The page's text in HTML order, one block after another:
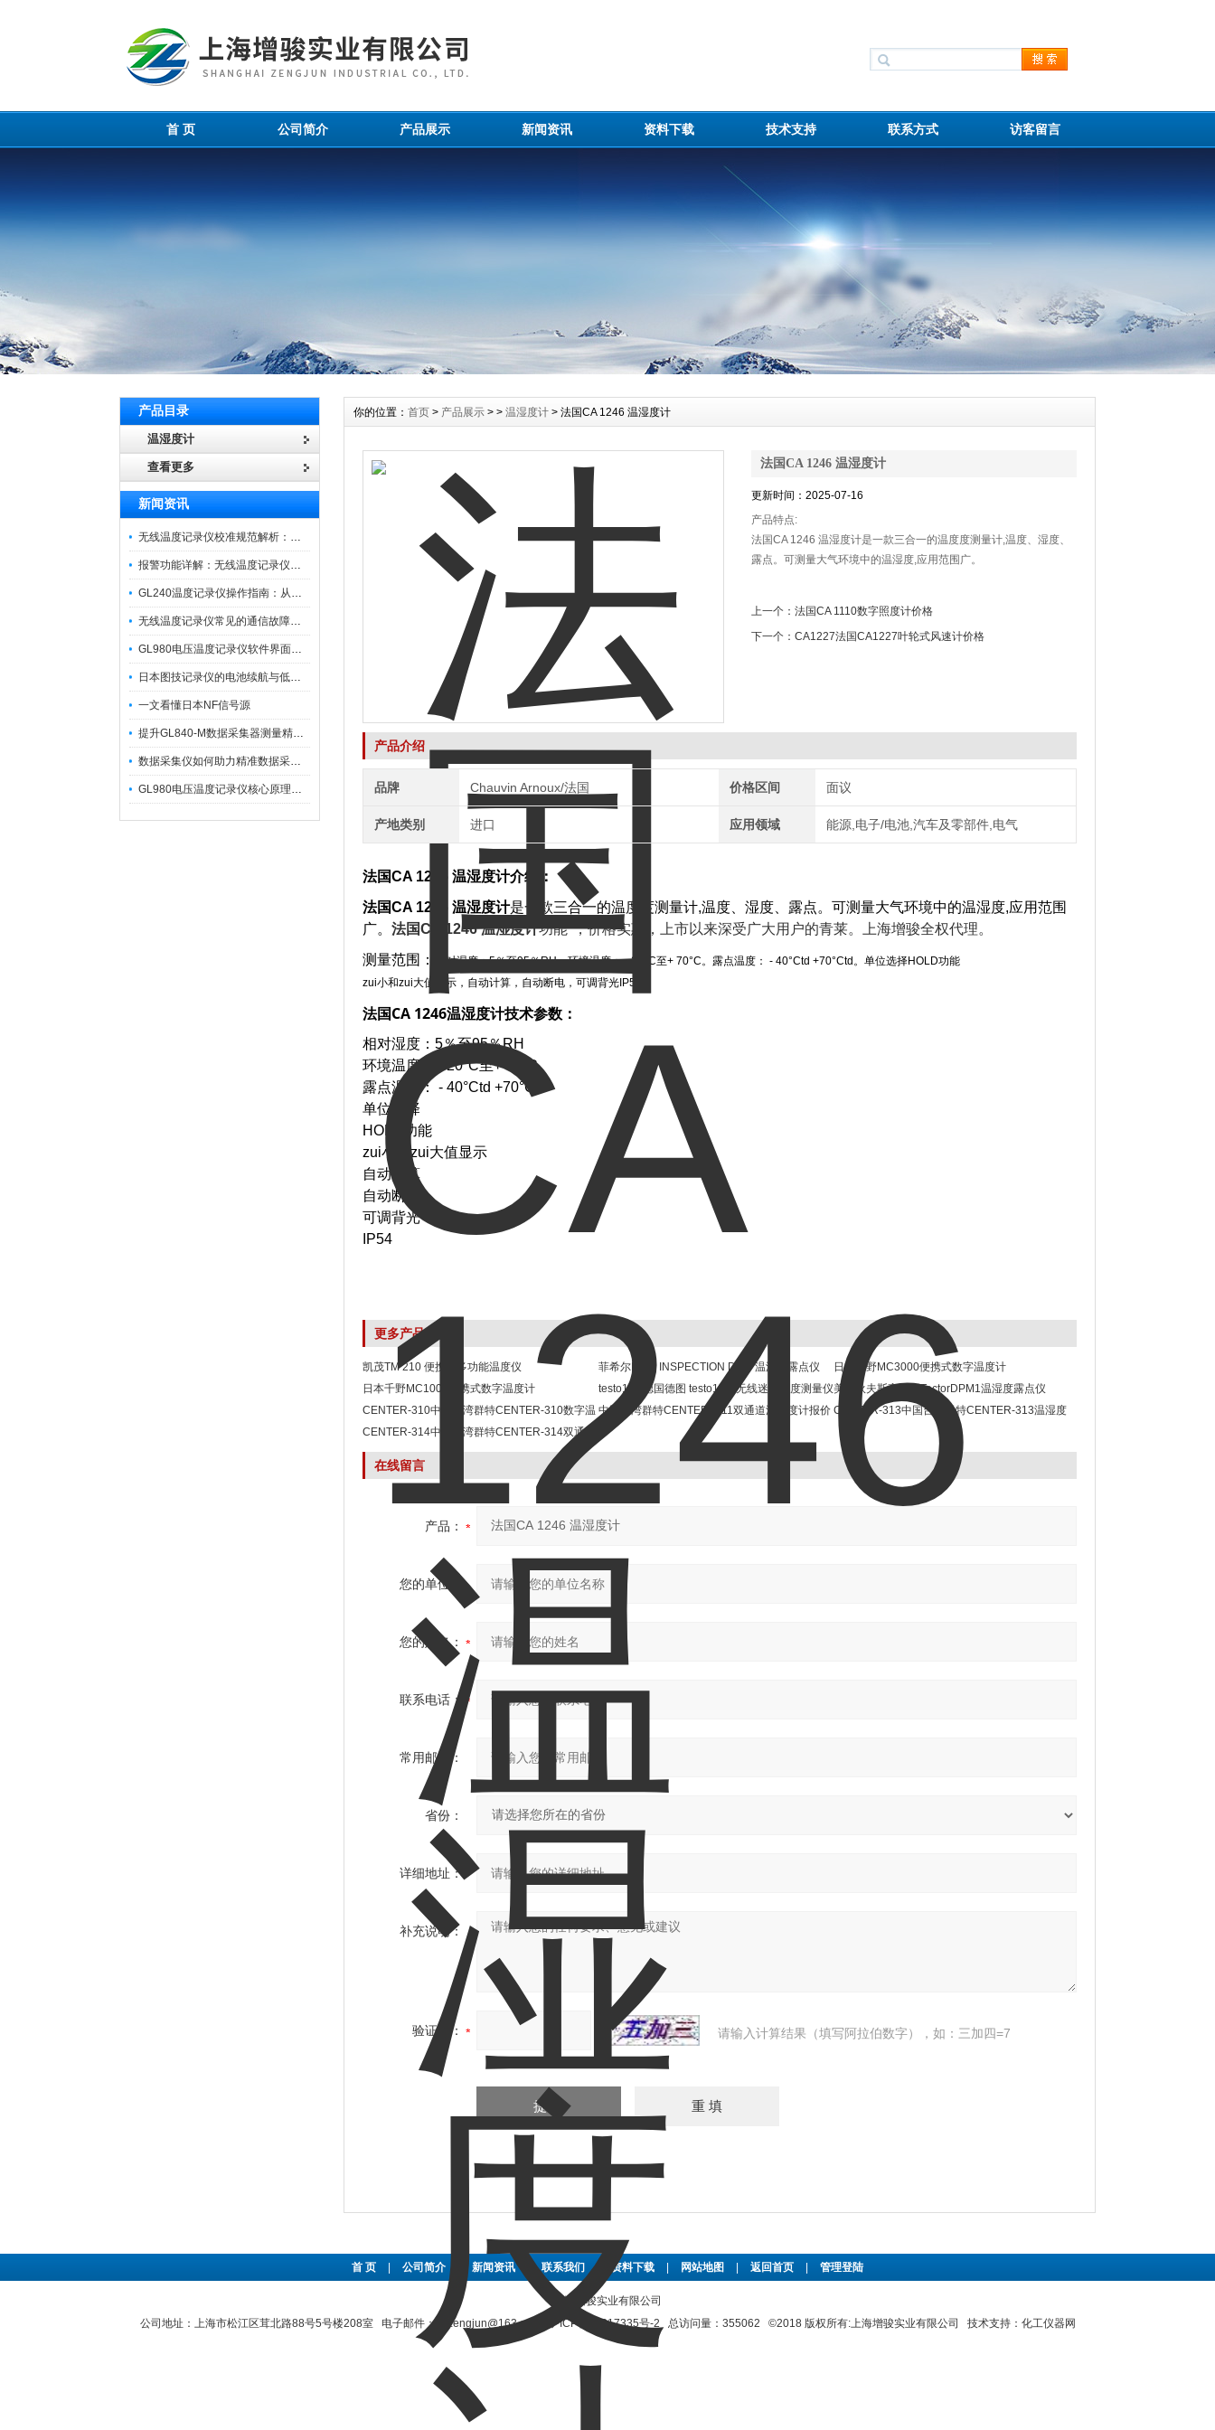
首 页 公司简介 产品展示 新闻资讯 资料下载 技术支持 联系方式 访客留言
产品目录
温湿度计
查看更多
新闻资讯
无线温度记录仪校准规范解析：从多点比对到不确定度评定的实操流程
报警功能详解：无线温度记录仪的阈值设定与通知机制
GL240温度记录仪操作指南：从开箱、接线到数据导出的标准化流程
无线温度记录仪常见的通信故障诊断与排除指南
GL980电压温度记录仪软件界面功能与使用技巧
日本图技记录仪的电池续航与低功耗模式适用场景分析
一文看懂日本NF信号源
提升GL840-M数据采集器测量精度的操作秘籍
数据采集仪如何助力精准数据采集与分析？​
GL980电压温度记录仪核心原理及行业应用
你的位置： 首页 > 产品展示 > > 温湿度计 > 法国CA 1246 温湿度计
法国CA 1246 温湿度计
更新时间：2025-07-16
产品特点:
法国CA 1246 温湿度计是一款三合一的温度度测量计,温度、湿度、
露点。可测量大气环境中的温湿度,应用范围广。
上一个： 法国CA 1110数字照度计价格
下一个： CA1227法国CA1227叶轮式风速计价格
产品介绍
品牌 Chauvin Arnoux/法国 价格区间 面议
产地类别 进口 应用领域 能源,电子/电池,汽车及零部件,电气
法国CA 1246 温湿度计介绍：
法国CA 1246 温湿度计是一款三合一的温度度测量计,温度、湿度、露点。可测量大气环境中的温湿度,应用范围
广。 法国CA 1246 温湿度计功能*，价格实惠，上市以来深受广大用户的青莱。上海增骏全权代理。
测量范围：
相对湿度：5％至95％RH，环境温度： - 20°C至+ 70°C。露点温度： - 40°Ctd +70°Ctd。单位选择HOLD功能
zui小和zui大值显示，自动计算，自动断电，可调背光IP54。
法国CA 1246温湿度计技术参数：
相对湿度：5％至95％RH
环境温度： - 20°C至+ 70°C
露点温度： - 40°Ctd +70°Ctd
单位选择
HOLD功能
zui小和zui大值显示
自动计算
自动断电
可调背光
IP54
更多产品
凯茂TM 210 便携式多功能温度仪 菲希尔MMS INSPECTION DPM 温湿度露点仪
日本千野MC3000便携式数字温度计
日本千野MC1000便携式数字温度计
testo115i德国德图 testo115i 无线迷你温度测量仪美国狄夫斯高PosiTectorDPM1温湿度露点仪
CENTER-310中国台湾群特CENTER-310数字温
湿度计价格
中国台湾群特CENTER -311双通道温湿度计报价 CENTER-313中国台湾群特CENTER-313温湿度
计/温湿度仪
CENTER-314中国台湾群特CENTER-314双通道
温湿度计
在线留言
产品：
您的单位：
您的姓名：
联系电话：
常用邮箱：
省份：
详细地址：
补充说明：
验证码： 请输入计算结果（填写阿拉伯数字），如：三加四=7
首 页 公司简介 新闻资讯 联系我们 | 资料下载 网站地图 返回首页 管理登陆
上海增骏实业有限公司
公司地址：上海市松江区茸北路88号5号楼208室 电子邮件：shzengjun@163.com
沪ICP备11017335号-2 总访问量：355062 ©2018 版权所有:上海增骏实业有限公司 技术支持： 化工仪器网